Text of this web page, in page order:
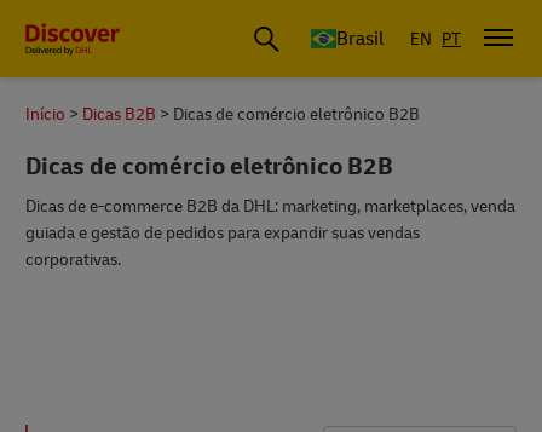
Envios, Logística, Importação e Exportação | DHL Brasil
Brasil EN PT
Início Dicas B2B Dicas de comércio eletrônico B2B
Dicas de comércio eletrônico B2B
Dicas de e-commerce B2B da DHL: marketing, marketplaces, venda
guiada e gestão de pedidos para expandir suas vendas
corporativas.